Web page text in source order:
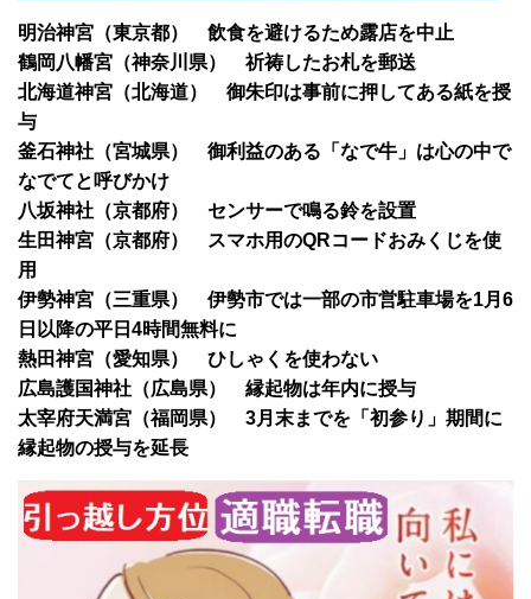
明治神宮（東京都） 飲食を避けるため露店を中止
鶴岡八幡宮（神奈川県） 祈祷したお札を郵送
北海道神宮（北海道） 御朱印は事前に押してある紙を授
与
釜石神社（宮城県） 御利益のある「なで牛」は心の中で
なでてと呼びかけ
八坂神社（京都府） センサーで鳴る鈴を設置
生田神宮（京都府） スマホ用のQRコードおみくじを使
用
伊勢神宮（三重県） 伊勢市では一部の市営駐車場を1月6
日以降の平日4時間無料に
熱田神宮（愛知県） ひしゃくを使わない
広島護国神社（広島県） 縁起物は年内に授与
太宰府天満宮（福岡県） 3月末までを「初参り」期間に
縁起物の授与を延長